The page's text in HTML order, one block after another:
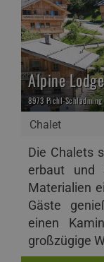
Chalet
Alpine Lodge
8973 Pichl-
Die Chalets
erbaut und
Materialien
Gäste
einen
großzügige